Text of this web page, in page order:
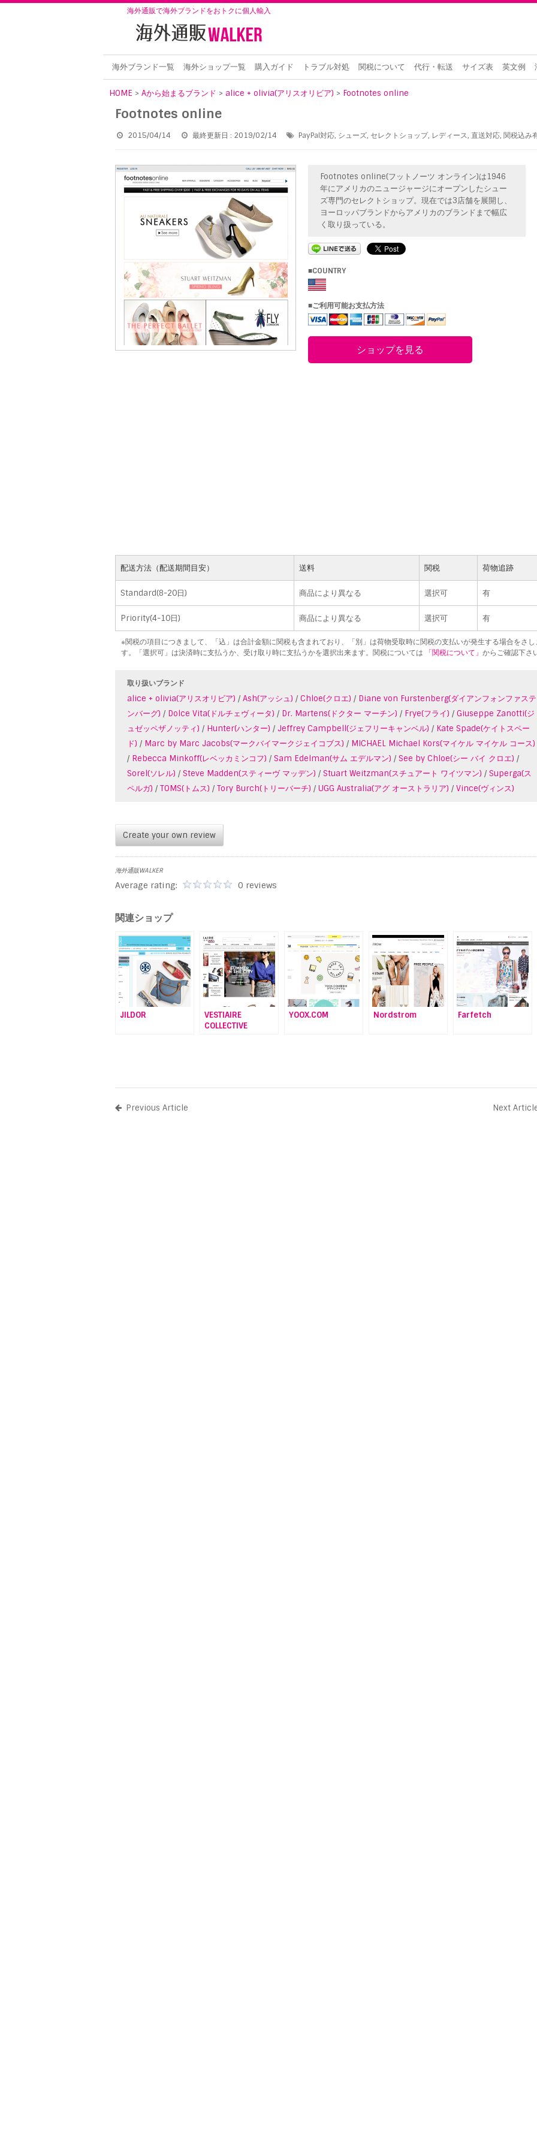
海外通販で海外ブランドをおトクに個人輸入
海外ブランド一覧 海外ショップ一覧 購入ガイド トラブル対処 関税について 代行・転送 サイズ表 英文例
HOME > Aから始まるブランド > alice + olivia(アリスオリビア) > Footnotes online
Footnotes online
2015/04/14 最終更新日 : 2019/02/14 PayPal対応, シューズ, セレクトショップ, レディース, 直送対応, 関税込み
Footnotes online(フットノーツ オンライン)は1946
年にアメリカのニュージャージにオープンしたシュー
ズ専門のセレクトショップ。現在では3店舗を展開し、
ヨーロッパブランドからアメリカのブランドまで幅広
く取り扱っている。
■COUNTRY
■ご利用可能お支払方法
ショップを見る
配送方法（配送期間目安） 送料 関税 荷物追跡
Standard(8-20日) 商品により異なる 選択可 有
Priority(4-10日) 商品により異なる 選択可 有
※関税の項目につきまして、「込」は合計金額に関税も含まれており、「別」は荷物受取時に関税の支払いが発生する場合をさし
す。「選択可」は決済時に支払うか、受け取り時に支払うかを選択出来ます。関税については
「関税について」 からご確認下さ
取り扱いブランド
alice + olivia(アリスオリビア) / Ash(アッシュ) / Chloe(クロエ) / Diane von Furstenberg(ダイアンフォンファステ
ンバーグ) / Dolce Vita(ドルチェヴィータ) / Dr. Martens(ドクター マーチン) / Frye(フライ) / Giuseppe Zanotti(ジ
ュゼッペザノッティ) / Hunter(ハンター) / Jeffrey Campbell(ジェフリーキャンベル) / Kate Spade(ケイトスペー
ド) / Marc by Marc Jacobs(マークバイマークジェイコブス) / MICHAEL Michael Kors(マイケル マイケル コース)
/ Rebecca Minkoff(レベッカミンコフ) / Sam Edelman(サム エデルマン) / See by Chloe(シー バイ クロエ) /
Sorel(ソレル) / Steve Madden(スティーヴ マッデン) / Stuart Weitzman(スチュアート ワイツマン) / Superga(ス
ペルガ) / TOMS(トムス) / Tory Burch(トリーバーチ) / UGG Australia(アグ オーストラリア) / Vince(ヴィンス)
Create your own review
海外通販WALKER
Average rating: 0 reviews
関連ショップ
JILDOR
VESTIAIRE
COLLECTIVE
YOOX.COM Nordstrom Farfetch
Previous Article Next